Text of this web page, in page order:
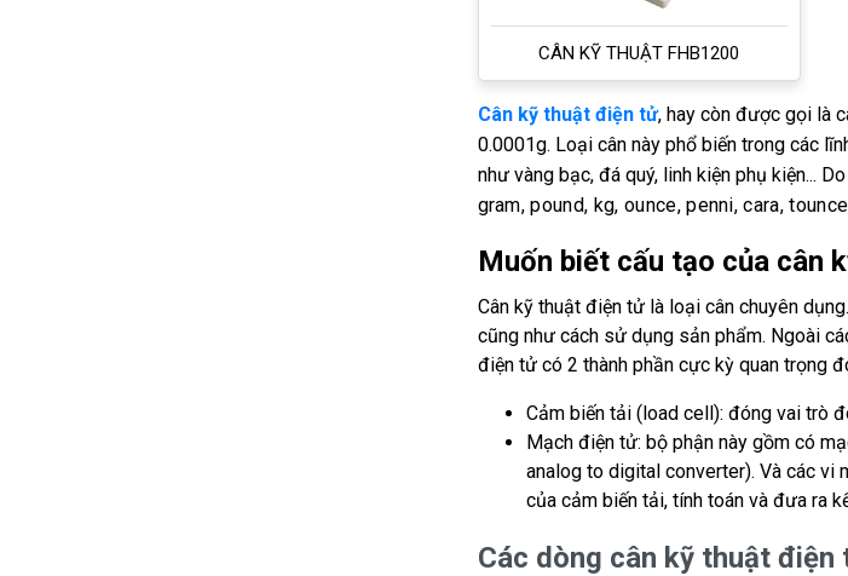
CÂN KỸ THUẬT FHB1200
Cân kỹ thuật điện tử, hay còn được gọi là
0.0001g. Loại cân này phổ biến trong các
như vàng bạc, đá quý, linh kiện phụ kiện...
gram, pound, kg, ounce, penni, cara,
Muốn biết cấu tạo của cân
Cân kỹ thuật điện tử là loại cân chuyên
cũng như cách sử dụng sản phẩm. Ngoài
điện tử có 2 thành phần cực kỳ quan trọng
Cảm biến tải (load cell): đóng vai trò
Mạch điện tử: bộ phận này gồm có
analog to digital converter). Và các vi
của cảm biến tải, tính toán và đưa ra
Các dòng cân kỹ thuật